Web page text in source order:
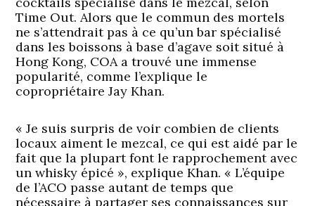
Time Out. Alors que le commun des mortels
ne s’attendrait pas à ce qu’un bar spécialisé
dans les boissons à base d’agave soit situé à
Hong Kong, COA a trouvé une immense
popularité, comme l’explique le
copropriétaire Jay Khan.
« Je suis surpris de voir combien de clients
locaux aiment le mezcal, ce qui est aidé par le
fait que la plupart font le rapprochement avec
un whisky épicé », explique Khan. « L’équipe
de l’ACO passe autant de temps que
nécessaire à partager ses connaissances sur